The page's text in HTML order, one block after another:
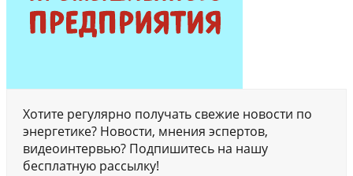
Хотите регулярно получать свежие новости по
энергетике? Новости, мнения эспертов,
видеоинтервью? Подпишитесь на нашу
бесплатную рассылку!